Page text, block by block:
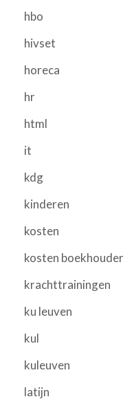
hbo
hivset
horeca
hr
html
it
kdg
kinderen
kosten
kosten boekhouder
krachttrainingen
ku leuven
kul
kuleuven
latijn